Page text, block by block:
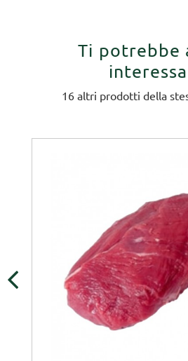
Ti potrebbe
16 altri prodotti della